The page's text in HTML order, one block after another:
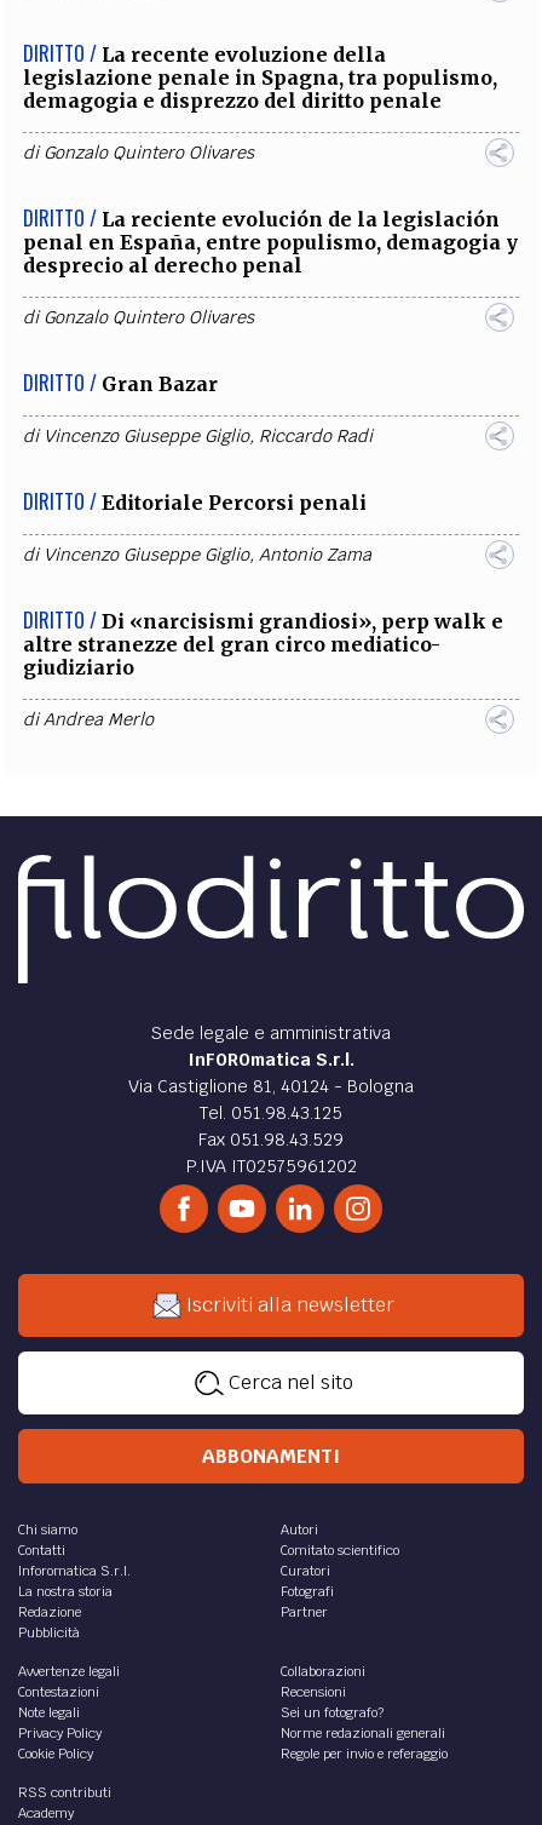
DIRITTO / La recente evoluzione della
legislazione penale in Spagna, tra populismo,
demagogia e disprezzo del diritto penale
diGonzalo Quintero Olivares
DIRITTO / La reciente evolución de la legislación
penal en España, entre populismo, demagogia y
desprecio al derecho penal
diGonzalo Quintero Olivares
DIRITTO / Gran Bazar
di Vincenzo Giuseppe Giglio, Riccardo Radi
DIRITTO / Editoriale Percorsi penali
di Vincenzo Giuseppe Giglio,Antonio Zama
DIRITTO / Di «narcisismi grandiosi», perp walk e
altre stranezze del gran circo mediatico-
giudiziario
diAndrea Merlo
Sede legale e amministrativa
InFOROmatica S.r.l.
Via Castiglione 81, 40124 - Bologna
Tel. 051.98.43.125
Fax 051.98.43.529
P.IVA IT02575961202
Iscriviti alla newsletter
Cerca nel sito
ABBONAMENTI
Chi siamo
Contatti
Inforomatica S.r.l.
La nostra storia
Redazione
Pubblicità
Autori
Comitato scientifico
Curatori
Fotografi
Partner
Avvertenze legali
Contestazioni
Note legali
Privacy Policy
Cookie Policy
Collaborazioni
Recensioni
Sei un fotografo?
Norme redazionali generali
Regole per invio e referaggio
RSS contributi
Academy